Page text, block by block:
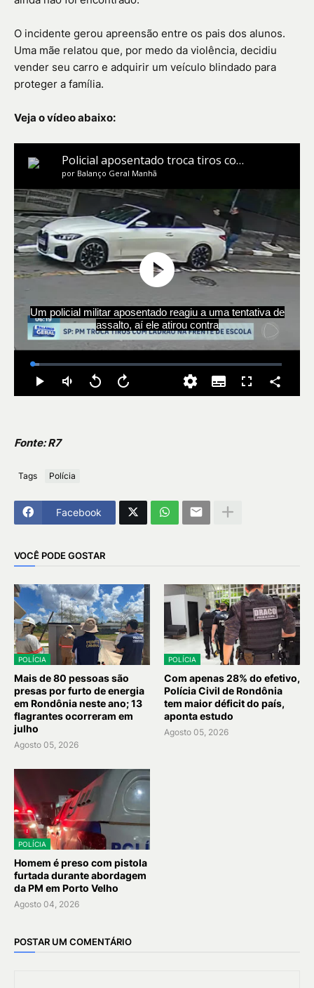
O incidente gerou apreensão entre os pais dos alunos.
Uma mãe relatou que, por medo da violência, decidiu
vender seu carro e adquirir um veículo blindado para
proteger a família.
Veja o vídeo abaixo:
Fonte: R7
Tags Polícia
Facebook
VOCÊ PODE GOSTAR
POLÍCIA
Mais de 80 pessoas são
presas por furto de energia
em Rondônia neste ano; 13
flagrantes ocorreram em
julho
Agosto 05, 2026
POLÍCIA
Com apenas 28% do efetivo,
Polícia Civil de Rondônia
tem maior déficit do país,
aponta estudo
Agosto 05, 2026
POLÍCIA
Homem é preso com pistola
furtada durante abordagem
da PM em Porto Velho
Agosto 04, 2026
POSTAR UM COMENTÁRIO